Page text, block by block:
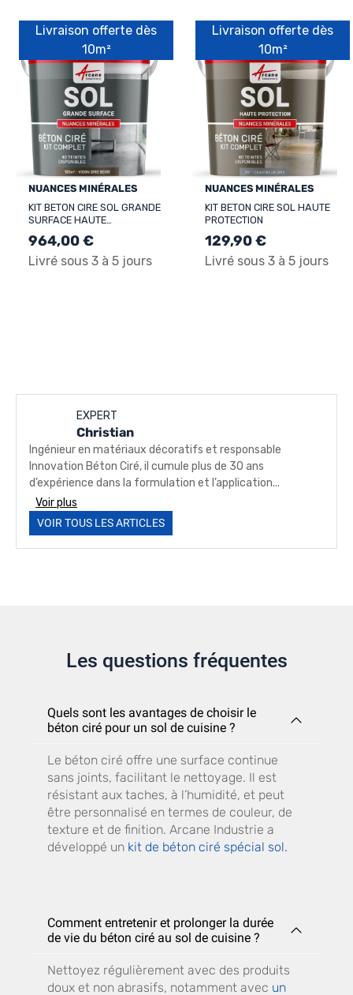
Livraison offerte dès
10m²
NUANCES MINÉRALES
KIT BETON CIRE SOL GRANDE
SURFACE HAUTE
PROTECTION
964,00 €
Livré sous 3 à 5 jours
Livraison offerte dès
10m²
NUANCES MINÉRALES
KIT BETON CIRE SOL HAUTE
PROTECTION
129,90 €
Livré sous 3 à 5 jours
EXPERT
Christian
Ingénieur en matériaux décoratifs et responsable
Innovation Béton Ciré, il cumule plus de 30 ans
d’expérience dans la formulation et l’application...
Voir plus
VOIR TOUS LES ARTICLES
Les questions fréquentes
Quels sont les avantages de choisir le
béton ciré pour un sol de cuisine ?
Le béton ciré offre une surface continue
sans joints, facilitant le nettoyage. Il est
résistant aux taches, à l’humidité, et peut
être personnalisé en termes de couleur, de
texture et de finition. Arcane Industrie a
développé un kit de béton ciré spécial sol.
Comment entretenir et prolonger la durée
de vie du béton ciré au sol de cuisine ?
Nettoyez régulièrement avec des produits
doux et non abrasifs, notamment avec un